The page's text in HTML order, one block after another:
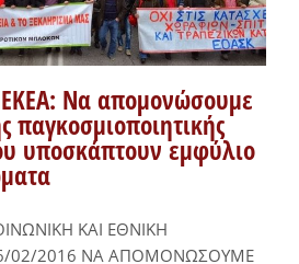
Να απομονώσουμε
παγκοσμιοποιητικής
υποσκάπτουν εμφύλιο
ΚΑΙ ΕΘΝΙΚΗ
02/2016 ΝΑ ΑΠΟΜΟΝΩΣΟΥΜΕ